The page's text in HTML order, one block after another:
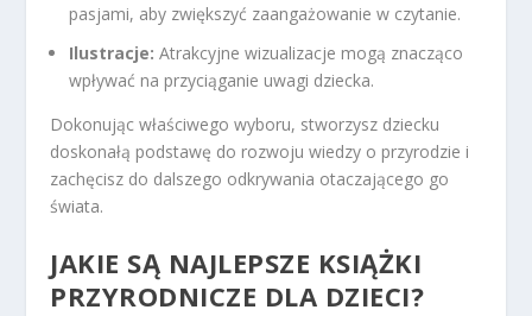
pasjami, aby zwiększyć zaangażowanie w czytanie.
Ilustracje: Atrakcyjne wizualizacje mogą znacząco
wpływać na przyciąganie uwagi dziecka.
Dokonując właściwego wyboru, stworzysz dziecku
doskonałą podstawę do rozwoju wiedzy o przyrodzie i
zachęcisz do dalszego odkrywania otaczającego go
świata.
JAKIE SĄ NAJLEPSZE KSIĄŻKI
PRZYRODNICZE DLA DZIECI?